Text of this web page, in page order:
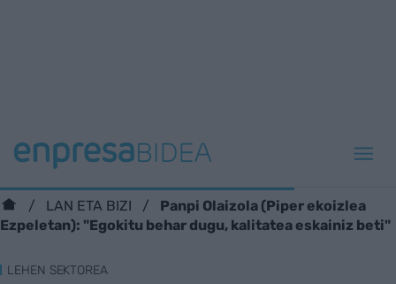
LAN ETA BIZI
Panpi Olaizola (Piper ekoizlea
Ezpeletan): "Egokitu behar dugu, kalitatea eskainiz beti"
LEHEN SEKTOREA